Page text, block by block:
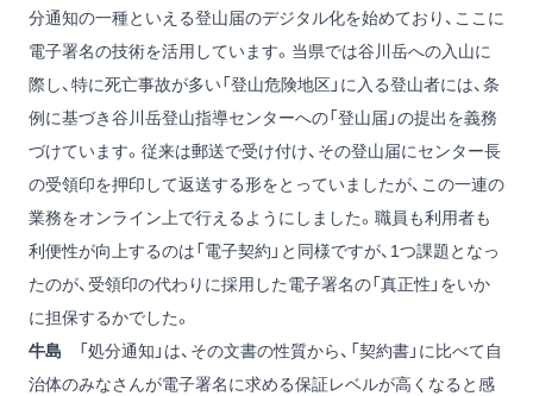
分通知の一種といえる登山届のデジタル化を始めており、ここに
電子署名の技術を活用しています。当県では谷川岳への入山に
際し、特に死亡事故が多い「登山危険地区」に入る登山者には、条
例に基づき谷川岳登山指導センターへの「登山届」の提出を義務
づけています。従来は郵送で受け付け、その登山届にセンター長
の受領印を押印して返送する形をとっていましたが、この一連の
業務をオンライン上で行えるようにしました。職員も利用者も
利便性が向上するのは「電子契約」と同様ですが、1つ課題となっ
たのが、受領印の代わりに採用した電子署名の「真正性」をいか
に担保するかでした。
牛島 「処分通知」は、その文書の性質から、「契約書」に比べて自
治体のみなさんが電子署名に求める保証レベルが高くなると感